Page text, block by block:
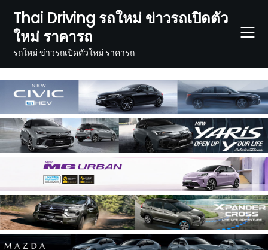
content
Thai Driving รถใหม่ ข่าวรถเปิดตัว
ใหม่ ราคารถ
รถใหม่ ข่าวรถเปิดตัวใหม่ ราคารถ